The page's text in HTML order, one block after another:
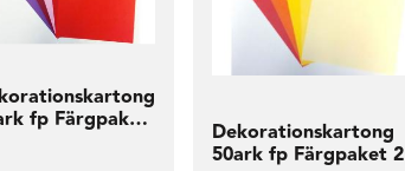
fp Färgpaket Dekorationskartong
50ark fp Färgpaket 2